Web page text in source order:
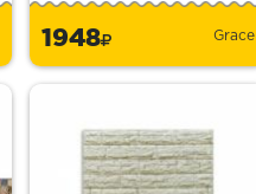
1948 Grace